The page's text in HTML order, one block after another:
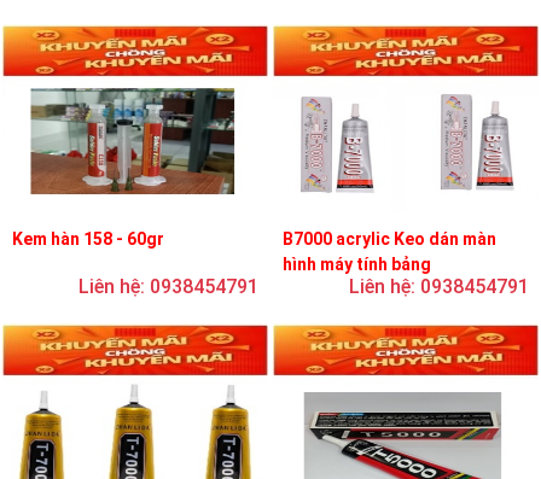
Kem hàn 158 - 60gr
Liên hệ: 0938454791
B7000 acrylic Keo dán màn
hình máy tính bảng
Liên hệ: 0938454791